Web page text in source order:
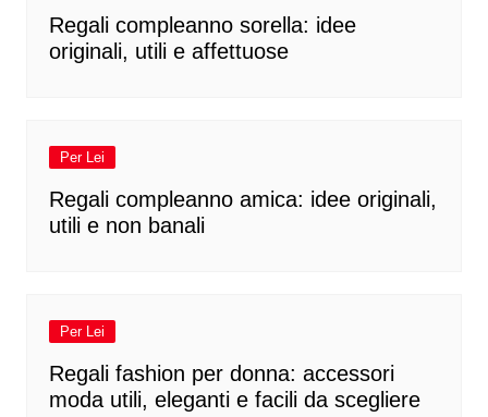
Regali compleanno sorella: idee
originali, utili e affettuose
Per Lei
Regali compleanno amica: idee originali,
utili e non banali
Per Lei
Regali fashion per donna: accessori
moda utili, eleganti e facili da scegliere